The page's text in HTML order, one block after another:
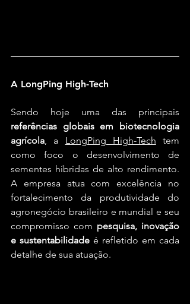
A LongPing High-Tech
referências globais em biotecnologia
agrícola , a LongPing High-Tech
como foco o desenvolvimento de
sementes híbridas de alto rendimento.
A empresa atua com excelência no
fortalecimento da produtividade do
agronegócio brasileiro e mundial e seu
compromisso com pesquisa, inovação
e sustentabilidade é refletido em cada
detalhe de sua atuação.